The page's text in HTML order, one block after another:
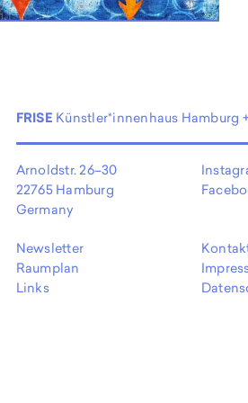
EN
FRISE Künstler*innenhaus Hamburg
Arnoldstr. 26–30
22765 Hamburg
Germany
Newsletter
Raumplan
Links